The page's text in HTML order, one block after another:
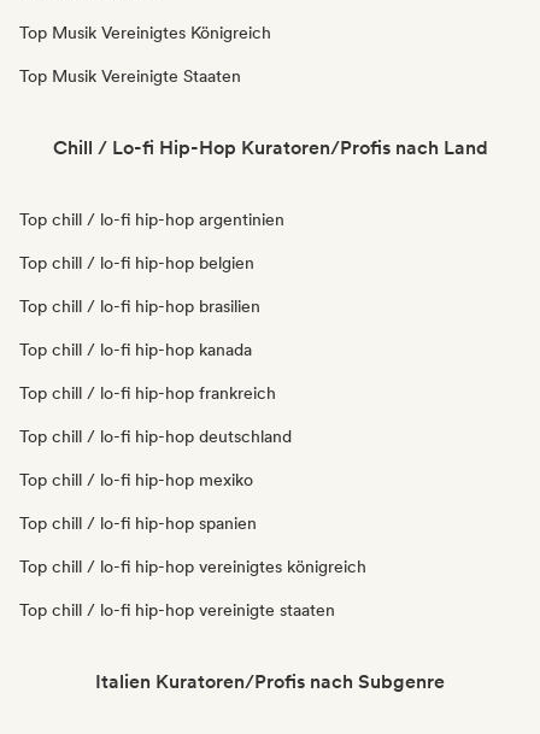
Top Musik Vereinigtes Königreich
Top Musik Vereinigte Staaten
Chill / Lo-fi Hip-Hop Kuratoren/Profis nach Land
Top chill / lo-fi hip-hop argentinien
Top chill / lo-fi hip-hop belgien
Top chill / lo-fi hip-hop brasilien
Top chill / lo-fi hip-hop kanada
Top chill / lo-fi hip-hop frankreich
Top chill / lo-fi hip-hop deutschland
Top chill / lo-fi hip-hop mexiko
Top chill / lo-fi hip-hop spanien
Top chill / lo-fi hip-hop vereinigtes königreich
Top chill / lo-fi hip-hop vereinigte staaten
Italien Kuratoren/Profis nach Subgenre